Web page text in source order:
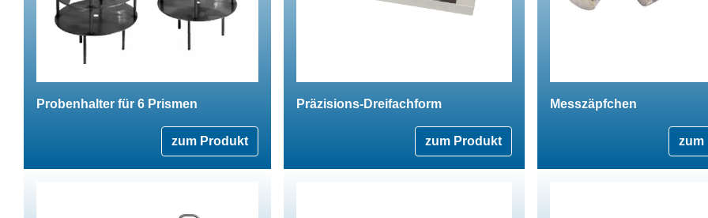
Probenhalter für 6 Prismen
zum Produkt
Präzisions-Dreifachform
zum Produkt
Messzäpfchen
zum